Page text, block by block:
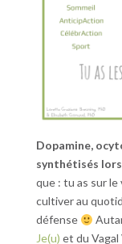
Dopamine,
synthétisés
que : tu as sur
cultiver au
défense
Je(u) et du Vagal